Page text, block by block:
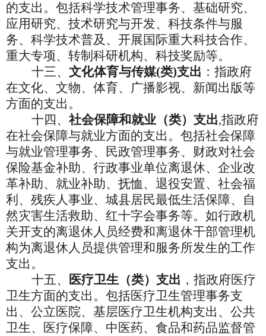
的支出。包括科学技术管理事务、基础研究、
应用研究、技术研究与开发、科技条件与服
务、科学技术普及、开展国际重大科技合作、
重大专项、转制科研机构、科技奖励等。
十三、 文化体育与传媒(类)支出 ：指政府
在文化、文物、体育、广播影视、新闻出版等
方面的支出。
十四、 社会保障和就业（类）支出,指政府
在社会保障与就业方面的支出。包括社会保障
与就业管理事务、民政管理事务、财政对社会
保险基金补助、行政事业单位离退休、企业改
革补助、就业补助、抚恤、退役安置、社会福
利、残疾人事业、城县居民最低生活保障、自
然灾害生活救助、红十字会事务等。如行政机
关开支的离退休人员经费和离退休干部管理机
构为离退休人员提供管理和服务所发生的工作
支出。
十五、
医疗卫生（类）支出 ，指政府医疗
卫生方面的支出。包括医疗卫生管理事务支
出、公立医院、基层医疗卫生机构支出、公共
卫生、医疗保障、中医药、食品和药品监督管